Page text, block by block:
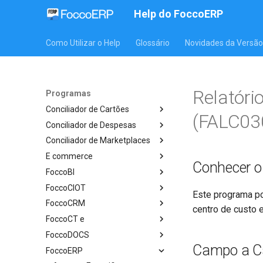
Help do FoccoERP
Como Utilizar o Help Glossário Novidades da Versão
Programas
Conciliador de Cartões
Conciliador de Despesas
Conciliador de Marketplaces
E commerce
FoccoBI
FoccoCIOT
FoccoCRM
FoccoCT e
FoccoDOCS
FoccoERP
Conhecer
Este programa
centro de custo
Campo a